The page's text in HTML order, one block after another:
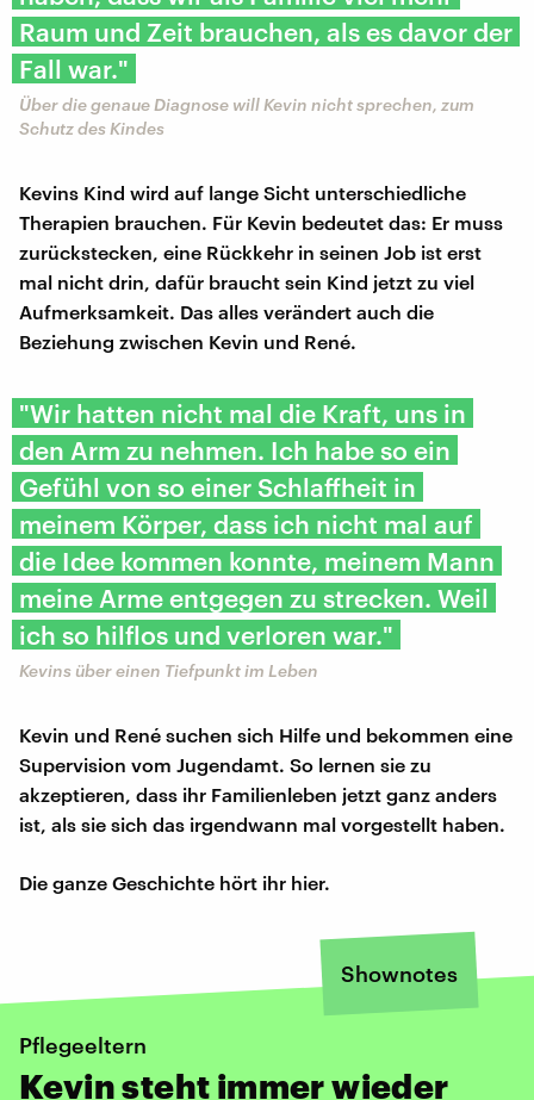
Raum und Zeit brauchen, als es davor der
Fall war."
Über die genaue Diagnose will Kevin nicht sprechen, zum
Schutz des Kindes
Kevins Kind wird auf lange Sicht unterschiedliche
Therapien brauchen. Für Kevin bedeutet das: Er muss
zurückstecken, eine Rückkehr in seinen Job ist erst
mal nicht drin, dafür braucht sein Kind jetzt zu viel
Aufmerksamkeit. Das alles verändert auch die
Beziehung zwischen Kevin und René.
"Wir hatten nicht mal die Kraft, uns in
den Arm zu nehmen. Ich habe so ein
Gefühl von so einer Schlaffheit in
meinem Körper, dass ich nicht mal auf
die Idee kommen konnte, meinem Mann
meine Arme entgegen zu strecken. Weil
ich so hilflos und verloren war."
Kevins über einen Tiefpunkt im Leben
Kevin und René suchen sich Hilfe und bekommen eine
Supervision vom Jugendamt. So lernen sie zu
akzeptieren, dass ihr Familienleben jetzt ganz anders
ist, als sie sich das irgendwann mal vorgestellt haben.
Die ganze Geschichte hört ihr hier.
Shownotes
Pflegeeltern
Kevin steht immer wieder